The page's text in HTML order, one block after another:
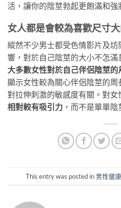
活，讓你的陰莖勃起更飽滿和強
女人都是會較為喜歡尺寸
縱然不少男士都受色情影片及
響，對於自己陰莖的大小不怎滿
大多數女性對於自己伴侶陰莖的
顯示女性較為關心伴侶陰莖的
對拉伸刺激的敏感度有關。對女
相對較有吸引力 ，而不是單單陰
This entry was posted in 男性健康